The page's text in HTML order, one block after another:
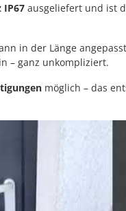
IP67 ausgeliefert und ist
in der Länge
– ganz unkompliziert.
möglich – das